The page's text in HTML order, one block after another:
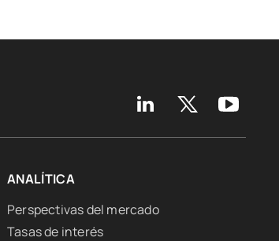
ANALÍTICA
Perspectivas del mercado
Tasas de interés